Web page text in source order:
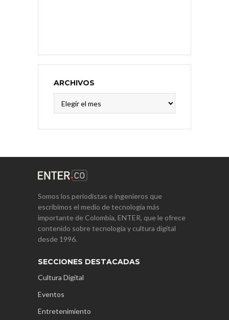
ARCHIVOS
Somos los periodistas e ingenieros que
escribimos el medio de tecnología más
importante de Colombia, ENTER, que le ofrece
contenido sobre tecnología y cultura digital
desde 1996.
SECCIONES DESTACADAS
Cultura Digital
Eventos
Entretenimiento